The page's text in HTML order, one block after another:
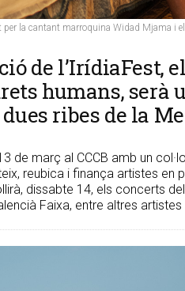
la cantant marroquina Widad Mjama i
de l’IrídiaFest,
humans, serà
ribes de la
de març al CCCB amb un
reubica i finança artistes en
dissabte 14, els concerts
Faixa, entre altres